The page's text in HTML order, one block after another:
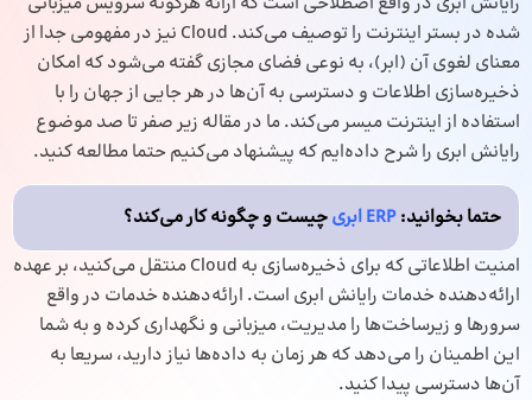
‌شده در بستر اینترنت را توصیف می‌کند. Cloud نیز در مفهومی جدا از
معنای لغوی آن (ابر)، به ‌نوعی فضای مجازی گفته می‌شود که امکان
ذخیره‌سازی اطلاعات و دسترسی به آن‌ها در هر جایی از جهان را با
استفاده از اینترنت میسر می‌کند. ما در مقاله زیر صفر تا صد موضوع
رایانش ابری را شرح داده‌ایم که پیشنهاد می‌کنیم حتما مطالعه کنید.
حتما بخوانید:ERP ابری
چیست و چگونه کار می‌کند؟
امنیت اطلاعاتی که برای ذخیره‌سازی به Cloud منتقل می‌کنید، بر عهده
ارائه‌دهنده خدمات رایانش ابری است. ارائه‌دهنده خدمات در واقع
سرورها و زیرساخت‌ها را مدیریت، میزبانی و نگهداری کرده و به شما
این اطمینان را می‌دهد که هر زمان به داده‌ها نیاز دارید، سریعا به
آن‌ها دسترسی پیدا کنید.